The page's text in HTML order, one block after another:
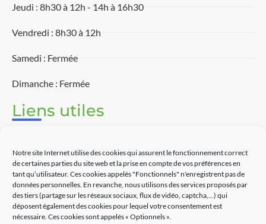
Notre site Internet utilise des cookies qui assurent le fonctionnement correct
de certaines parties du site web et la prise en compte de vos préférences en
tant qu’utilisateur. Ces cookies appelés "Fonctionnels" n'enregistrent pas de
données personnelles. En revanche, nous utilisons des services proposés par
des tiers (partage sur les réseaux sociaux, flux de vidéo, captcha,...) qui
déposent également des cookies pour lequel votre consentement est
nécessaire. Ces cookies sont appelés « Optionnels ».
Jeudi : 8h30 à 12h - 14h à 16h30
Vendredi : 8h30 à 12h
Samedi : Fermée
Dimanche : Fermée
Liens utiles
Découvrir Touët-sur-Var
Commerces
Contact